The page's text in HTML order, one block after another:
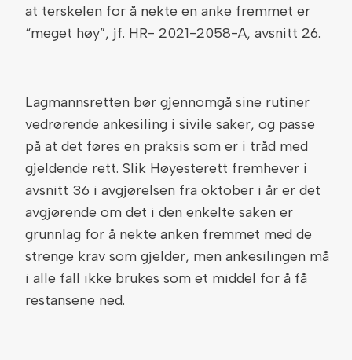
at terskelen for å nekte en anke fremmet er
“meget høy”, jf. HR- 2021-2058-A, avsnitt 26.
Lagmannsretten bør gjennomgå sine rutiner
vedrørende ankesiling i sivile saker, og passe
på at det føres en praksis som er i tråd med
gjeldende rett. Slik Høyesterett fremhever i
avsnitt 36 i avgjørelsen fra oktober i år er det
avgjørende om det i den enkelte saken er
grunnlag for å nekte anken fremmet med de
strenge krav som gjelder, men ankesilingen må
i alle fall ikke brukes som et middel for å få
restansene ned.